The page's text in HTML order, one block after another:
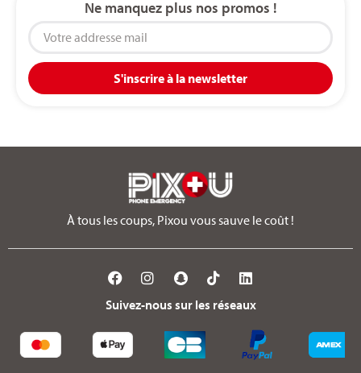
Ne manquez plus nos promos !
S'inscrire à la newsletter
À tous les coups, Pixou vous sauve le coût !
Suivez-nous sur les réseaux